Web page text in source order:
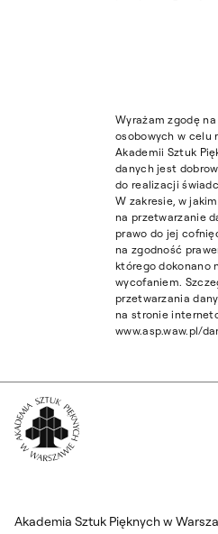
Wyrażam zgodę
osobowych w celu
Akademii Sztuk
danych jest
do realizacji
W zakresie, w
na przetwarzanie
prawo do jej
na zgodność
którego dokonano
wycofaniem.
przetwarzania
na stronie
www.asp.waw.pl/
Akademia Sztuk Pięknych w